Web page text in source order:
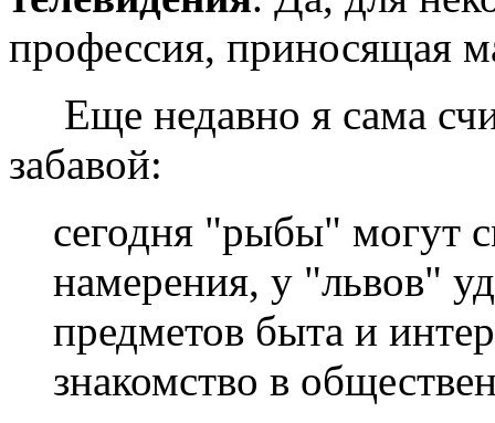
профессия, приносящая
Еще недавно я сама
забавой:
сегодня "рыбы" могут
намерения, у "львов"
предметов быта и
знакомство в